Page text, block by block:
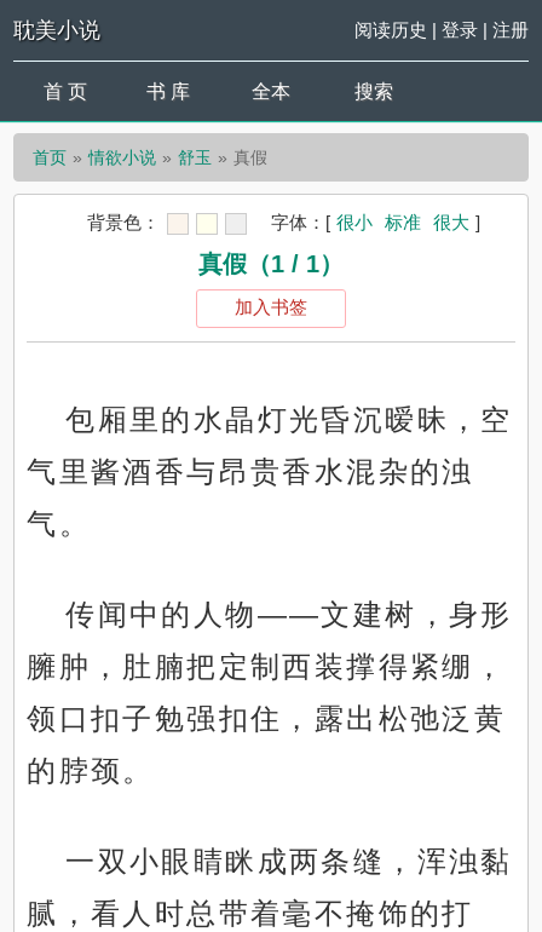
耽美小说 阅读历史 | 登录| 注册
首 页 书 库 全本 搜索
首页 情欲小说 舒玉 真假
背景色： 字体： [ 很小 标准 很大 ]
真假（1 / 1）
加入书签
包厢里的水晶灯光昏沉暧昧，空
气里酱酒香与昂贵香水混杂的浊
气。
传闻中的人物——文建树，身形
臃肿，肚腩把定制西装撑得紧绷，
领口扣子勉强扣住，露出松弛泛黄
的脖颈。
一双小眼睛眯成两条缝，浑浊黏
腻，看人时总带着毫不掩饰的打